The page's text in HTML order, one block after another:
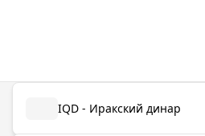
IQD - Иракский динар